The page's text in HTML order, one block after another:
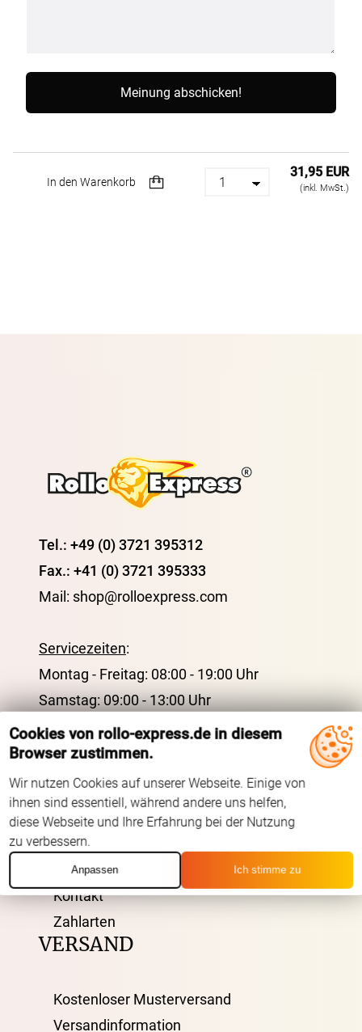
In den Warenkorb
31,95 EUR
(inkl. MwSt.)
Cookies von rollo-express.de in diesem
Browser zustimmen.
Wir nutzen Cookies auf unserer Webseite. Einige von
ihnen sind essentiell, während andere uns helfen,
diese Webseite und Ihre Erfahrung bei der Nutzung
zu verbessern.
Anpassen Ich stimme zu
Tel.: +49 (0) 3721 395312
Fax.: +41 (0) 3721 395333
Mail: shop@rolloexpress.com
Servicezeiten:
Montag - Freitag: 08:00 - 19:00 Uhr
Samstag: 09:00 - 13:00 Uhr
ÜBER UNS
AGB
Impressum
Datenschutz
FAQ
Kontakt
Zahlarten
VERSAND
Kostenloser Musterversand
Versandinformation